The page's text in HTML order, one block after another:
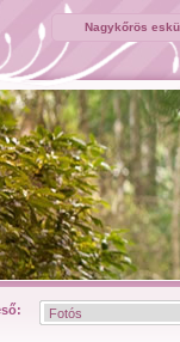
Nagykőrös